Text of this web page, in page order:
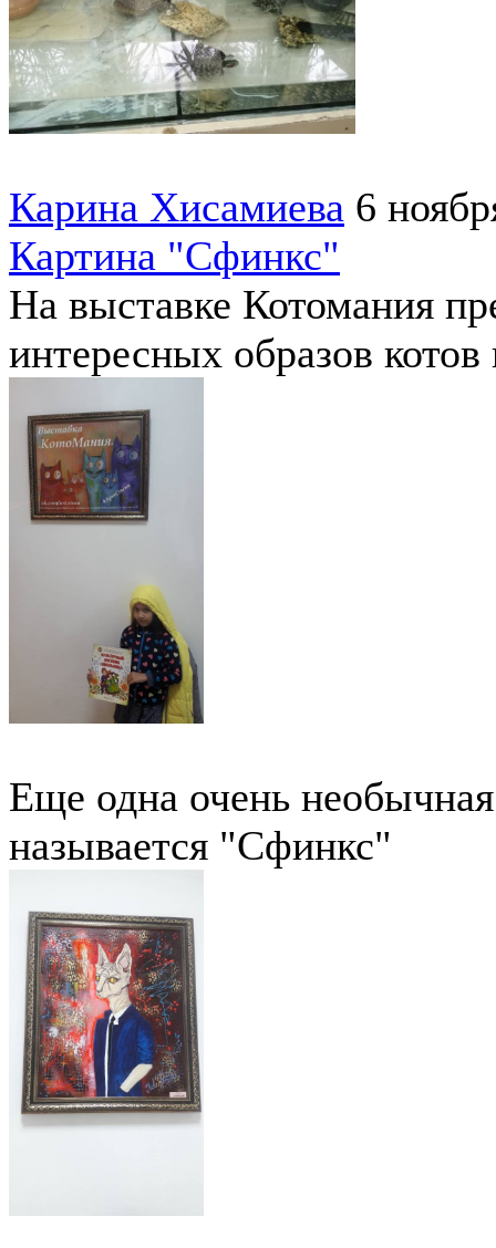
Карина Хисамиева 6
Картина "Сфинкс"
На выставке Котомания
интересных образов
Еще одна очень
называется "Сфинкс"